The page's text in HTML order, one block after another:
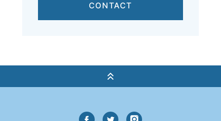
CONTACT